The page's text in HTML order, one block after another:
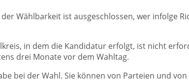
Wählbarkeit ist ausgeschlossen, wer infolge
in dem die Kandidatur erfolgt, ist nicht
drei Monate vor dem Wahltag.
bei der Wahl. Sie können von Parteien und